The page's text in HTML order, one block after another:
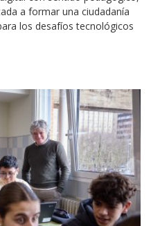
a formar una ciudadanía
los desafíos tecnológicos